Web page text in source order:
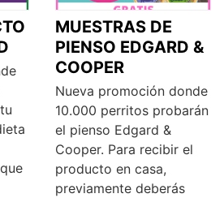
MUESTRAS DE
PIENSO EDGARD &
COOPER
Nueva promoción donde
10.000 perritos probarán
el pienso Edgard &
Cooper. Para recibir el
producto en casa,
previamente deberás